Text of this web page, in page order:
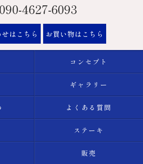
090-4627-6093
はこちら お買い物はこちら
コンセプト
ギャラリー
よくある質問
ステーキ
販売